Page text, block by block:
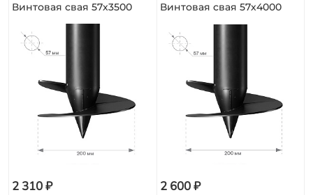
Винтовая свая 57х3500
2 310 ₽
Винтовая свая 57х4000
2 600 ₽